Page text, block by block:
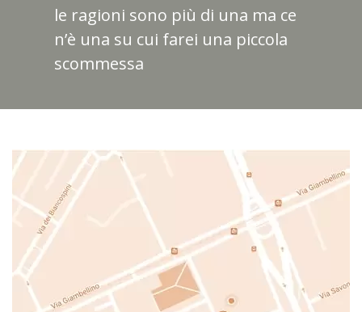
le ragioni sono più di una ma ce
n’è una su cui farei una piccola
scommessa